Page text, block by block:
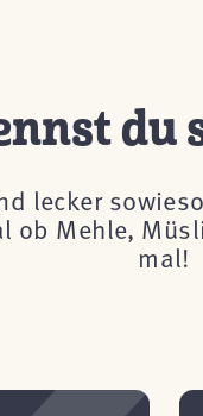
du
lecker
Mehle,
mal!